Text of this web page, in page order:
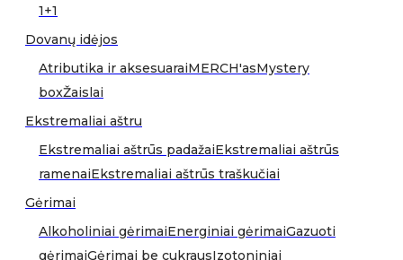
1+1
Dovanų idėjos
Atributika ir aksesuaraiMERCH'asMystery
boxŽaislai
Ekstremaliai aštru
Ekstremaliai aštrūs padažaiEkstremaliai aštrūs
ramenaiEkstremaliai aštrūs traškučiai
Gėrimai
Alkoholiniai gėrimaiEnerginiai gėrimaiGazuoti
gėrimaiGėrimai be cukrausIzotoniniai